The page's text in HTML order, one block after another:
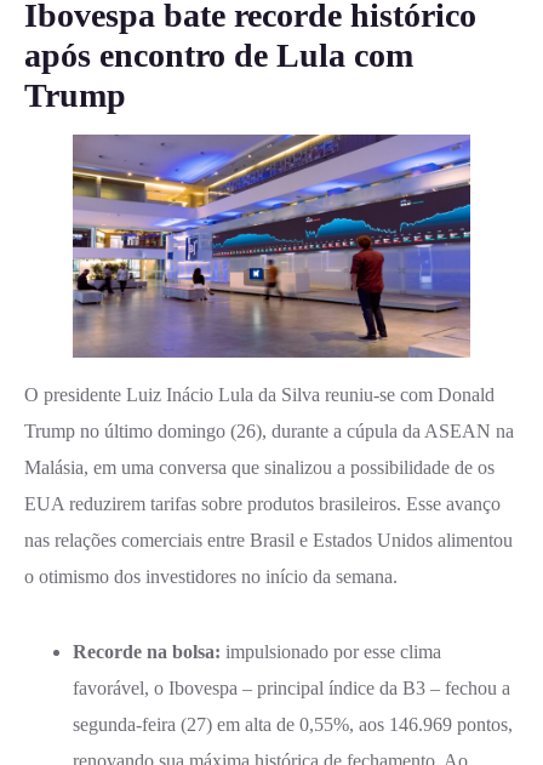
Ibovespa bate recorde histórico
após encontro de Lula com
Trump
O presidente Luiz Inácio Lula da Silva reuniu-se com Donald
Trump no último domingo (26), durante a cúpula da ASEAN na
Malásia, em uma conversa que sinalizou a possibilidade de os
EUA reduzirem tarifas sobre produtos brasileiros. Esse avanço
nas relações comerciais entre Brasil e Estados Unidos alimentou
o otimismo dos investidores no início da semana.
Recorde na bolsa: impulsionado por esse clima
favorável, o Ibovespa – principal índice da B3 – fechou a
segunda-feira (27) em alta de 0,55%, aos 146.969 pontos,